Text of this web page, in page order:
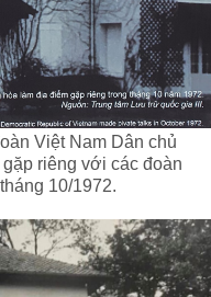
Việt Nam Dân chủ
riêng với các đoàn
10/1972.